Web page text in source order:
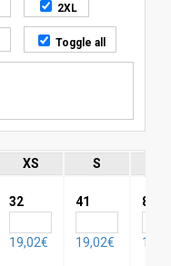
2XL
Toggle all
XS S
32
19,02€
41
19,02€
82